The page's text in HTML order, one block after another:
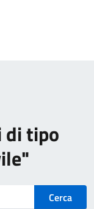
di tipo
Cerca